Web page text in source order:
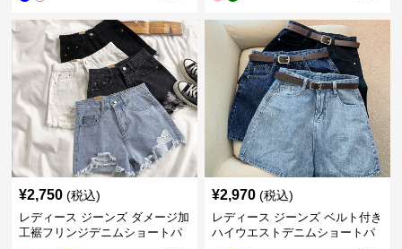
¥2,750 (税込)
レディース ジーンズ ダメージ加
工裾フリンジデニムショートパ
¥2,970 (税込)
レディース ジーンズ ベルト付き
ハイウエストデニムショートパ